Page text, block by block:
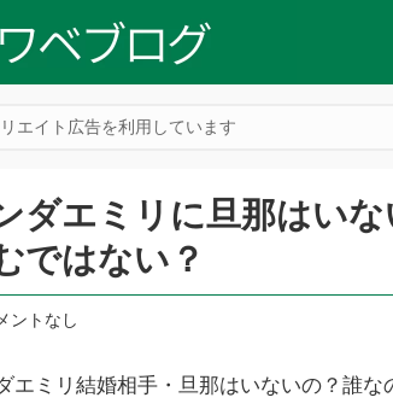
エイト広告を利用しています
ダエミリに旦那はい
ではない？
ントなし
エミリ結婚相手・旦那はいないの？誰な